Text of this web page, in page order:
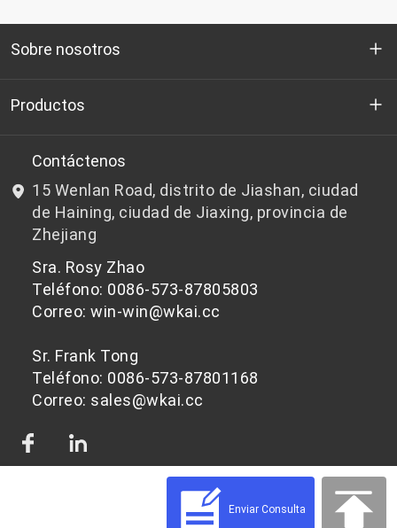
Sobre nosotros
Quienes somos
I+D
Noticias y Eventos
política de privacidad
Productos
Chips de PET aptos para botellas
Chips de PET que no son aptos para botellas
Contáctenos
15 Wenlan Road, distrito de Jiashan, ciudad
de Haining, ciudad de Jiaxing, provincia de
Zhejiang
Sra. Rosy Zhao
Teléfono: 0086-573-87805803
Correo: win-win@wkai.cc
Sr. Frank Tong
Teléfono: 0086-573-87801168
Correo: sales@wkai.cc
© 2026 Materias primas de chips de PET para diferentes aplicaciones | WKAI -
Enviar Consulta